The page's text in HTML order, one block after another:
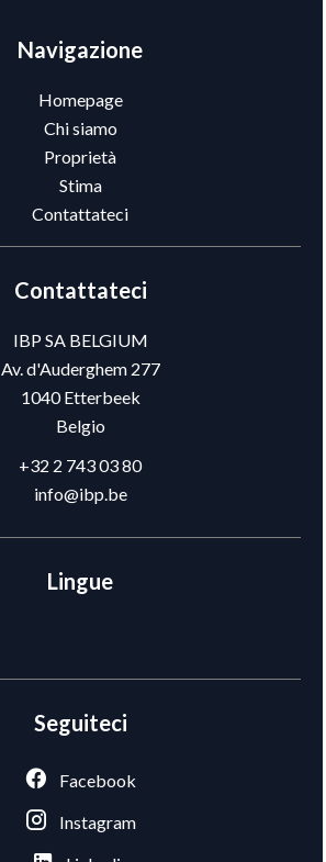
Navigazione
Homepage
Chi siamo
Proprietà
Stima
Contattateci
Contattateci
IBP SA BELGIUM
Av. d'Auderghem 277
1040Etterbeek
Belgio
+32 2 743 03 80
info@ibp.be
Lingue
Seguiteci
Facebook
Instagram